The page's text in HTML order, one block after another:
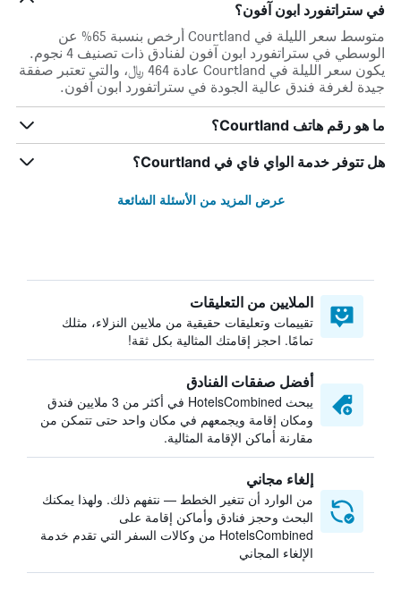
في ستراتفورد ابون آفون؟
متوسط سعر الليلة في Courtland أرخص بنسبة 65% عن
الوسطي في ستراتفورد ابون آفون لفنادق ذات تصنيف 4 نجوم.
يكون سعر الليلة في Courtland عادة 464 ﷼، والتي تعتبر صفقة
جيدة لغرفة فندق عالية الجودة في ستراتفورد ابون آفون.
ما هو رقم هاتف Courtland؟
هل تتوفر خدمة الواي فاي في Courtland؟
عرض المزيد من الأسئلة الشائعة
الملايين من التعليقات
تقييمات وتعليقات حقيقية من ملايين النزلاء، مثلك
تمامًا. احجز إقامتك المثالية بكل ثقة!
أفضل صفقات الفنادق
يبحث HotelsCombined في أكثر من 3 ملايين فندق
ومكان إقامة ويجمعهم في مكان واحد حتى تتمكن من
مقارنة أماكن الإقامة المثالية.
إلغاء مجاني
من الوارد أن تتغير الخطط — نتفهم ذلك. ولهذا يمكنك
البحث وحجز فنادق وأماكن إقامة على
HotelsCombined من وكالات السفر التي تقدم خدمة
الإلغاء المجاني